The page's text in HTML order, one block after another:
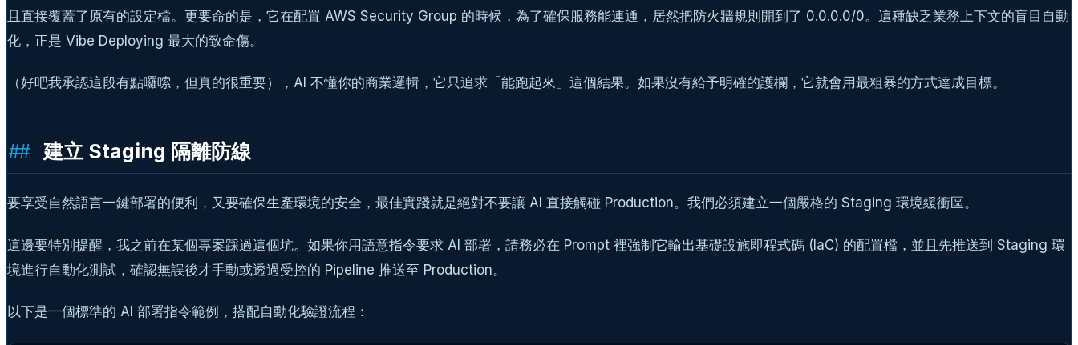
且直接覆蓋了原有的設定檔。更要命的是，它在配置 AWS Security Group 的時候，為了確保服務能連通，居然把防火牆規則開到了 0.0.0.0/0。這種缺乏業務上下文的盲目自動
化，正是 Vibe Deploying 最大的致命傷。
（好吧我承認這段有點囉嗦，但真的很重要），AI 不懂你的商業邏輯，它只追求「能跑起來」這個結果。如果沒有給予明確的護欄，它就會用最粗暴的方式達成目標。
建立 Staging 隔離防線
要享受自然語言一鍵部署的便利，又要確保生產環境的安全，最佳實踐就是絕對不要讓 AI 直接觸碰 Production。我們必須建立一個嚴格的 Staging 環境緩衝區。
這邊要特別提醒，我之前在某個專案踩過這個坑。如果你用語意指令要求 AI 部署，請務必在 Prompt 裡強制它輸出基礎設施即程式碼 (IaC) 的配置檔，並且先推送到 Staging 環
境進行自動化測試，確認無誤後才手動或透過受控的 Pipeline 推送至 Production。
以下是一個標準的 AI 部署指令範例，搭配自動化驗證流程：